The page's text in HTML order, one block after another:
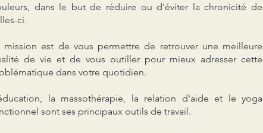
dans le but de réduire ou d'éviter la chronicité de
ci.
mission est de vous permettre de retrouver une meilleure
de vie et de vous outiller pour mieux adresser cette
dans votre quotidien.
la massothérapie, la relation d'aide et le yoga
sont ses principaux outils de travail.